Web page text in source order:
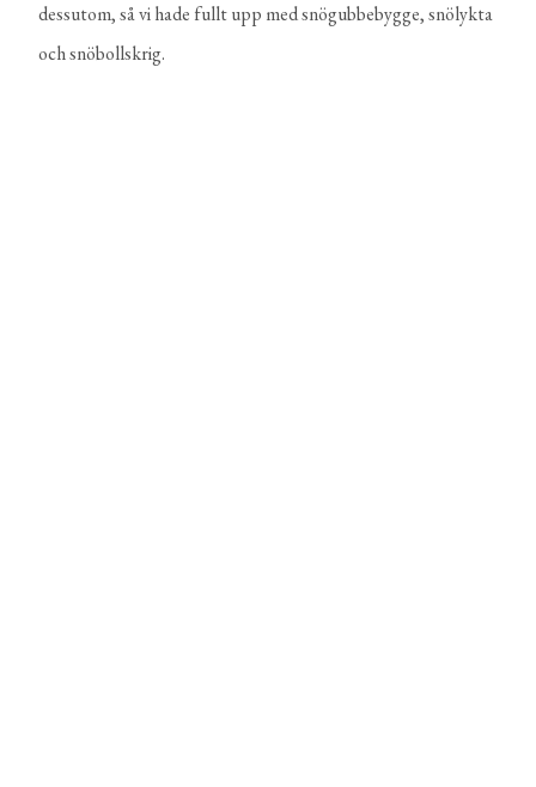
dessutom, så vi hade fullt upp med snögubbebygge, snölykta
och snöbollskrig.